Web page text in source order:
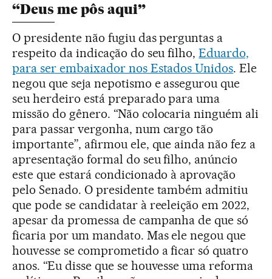
“Deus me pôs aqui”
O presidente não fugiu das perguntas a
respeito da indicação do seu filho,Eduardo,
para ser embaixador nos Estados Unidos. Ele
negou que seja nepotismo e assegurou que
seu herdeiro está preparado para uma
missão do gênero. “Não colocaria ninguém ali
para passar vergonha, num cargo tão
importante”, afirmou ele, que ainda não fez a
apresentação formal do seu filho, anúncio
este que estará condicionado à aprovação
pelo Senado. O presidente também admitiu
que pode se candidatar à reeleição em 2022,
apesar da promessa de campanha de que só
ficaria por um mandato. Mas ele negou que
houvesse se comprometido a ficar só quatro
anos. “Eu disse que se houvesse uma reforma